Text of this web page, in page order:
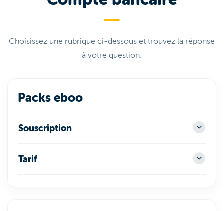
Choisissez une rubrique ci-dessous et trouvez la réponse
à votre question.
Packs eboo
Souscription
Tarif